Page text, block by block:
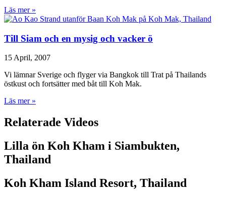
Läs mer »
Till Siam och en mysig och vacker ö
15 April, 2007
Vi lämnar Sverige och flyger via Bangkok till Trat på Thailands
östkust och fortsätter med båt till Koh Mak.
Läs mer »
Relaterade Videos
Lilla ön Koh Kham i Siambukten,
Thailand
Koh Kham Island Resort, Thailand